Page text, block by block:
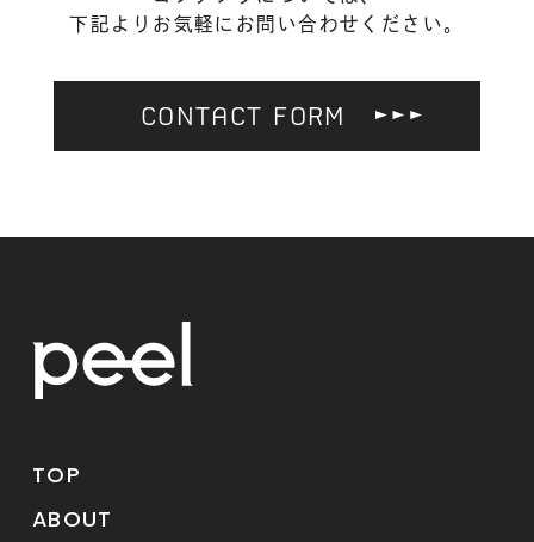
TOP
ABOUT
下記よりお気軽にお問い合わせください。
CONTACT FORM